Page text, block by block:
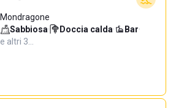
Mondragone
Sabbiosa· Doccia calda· Bar·
e altri 3…